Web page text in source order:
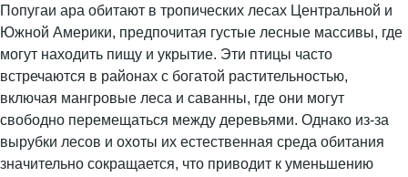
Попугаи ара обитают в тропических лесах Центральной и
Южной Америки, предпочитая густые лесные массивы, где
могут находить пищу и укрытие. Эти птицы часто
встречаются в районах с богатой растительностью,
включая мангровые леса и саванны, где они могут
свободно перемещаться между деревьями. Однако из-за
вырубки лесов и охоты их естественная среда обитания
значительно сокращается, что приводит к уменьшению